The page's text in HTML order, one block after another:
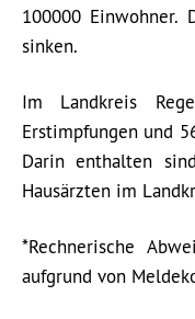
100000
sinken.
Im Landkreis
Erstimpfungen und
Darin enthalten
Hausärzten im
*Rechnerische
aufgrund von